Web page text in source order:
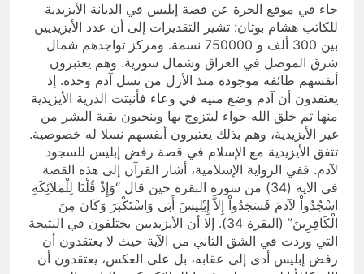
جاء في موقع الحرة عن قصة إبليس في الديانة الأيزيدية
للكاتب هشام بوتان: تشير التقديرات إلى أن عدد الأيزيديين
بين 300 ألف و 750000 نسمة. ومركز تواجدهم شمال
شرق الموصل في العراق وشمال سورية. وهم يعتبرون
أنفسهم طائفة موجودة منذ الأزل من نسل آدم وحده. إذ
يعتقدون أن آدم وضع منيه في وعاء فأنبتت الذرية الأيزيدية
منها ثم خلق الله حواء ليتزوج بها وينجبون بقية البشر من
غير الأيزيدية، وهم بذلك يعتبرون أنفسهم نسلا له خصوصية.
تتفق الأيزيدية مع الإسلام في قصة رفض إبليس للسجود
لآدم. ففي الرواية الإسلامية، أشار القرآن إلى هذه القصة
في الآية (34) من سورة البقرة حين قال “وَإِذْ قُلْنَا لِلْمَلاَئِكَةِ
اسْجُدُواْ لآدَمَ فَسَجَدُواْ إِلاَّ إِبْلِيسَ أَبَى وَاسْتَكْبَرَ وَكَانَ مِنَ
الْكَافِرِينَ” (البقرة 34). إلا أن الأيزيديين يختلفون في النتيجة
التي وردت في الشق الثاني من الآية حيث لا يعتقدون أن
رفض إبليس أدى إلى عقابه، بل على العكس، يعتقدون أن